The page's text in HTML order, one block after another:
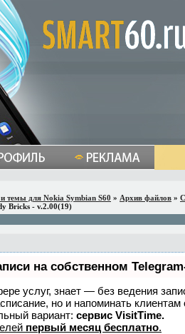
темы для Nokia Symbian S60 » Архив файлов »
Bricks - v.2.00(19)
на собственном
услуг, знает — без ведения
но и напоминать
вариант: сервис VisitTime.
первый месяц бесплатно.